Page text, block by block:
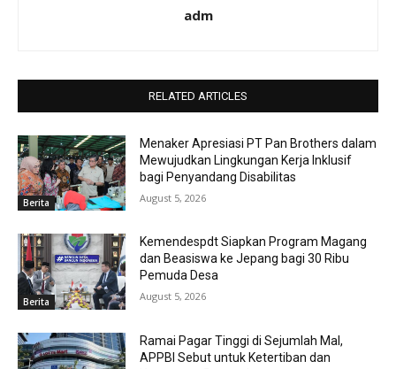
adm
RELATED ARTICLES
Berita
Menaker Apresiasi PT Pan Brothers dalam
Mewujudkan Lingkungan Kerja Inklusif
bagi Penyandang Disabilitas
August 5, 2026
Berita
Kemendespdt Siapkan Program Magang
dan Beasiswa ke Jepang bagi 30 Ribu
Pemuda Desa
August 5, 2026
Ramai Pagar Tinggi di Sejumlah Mal,
APPBI Sebut untuk Ketertiban dan